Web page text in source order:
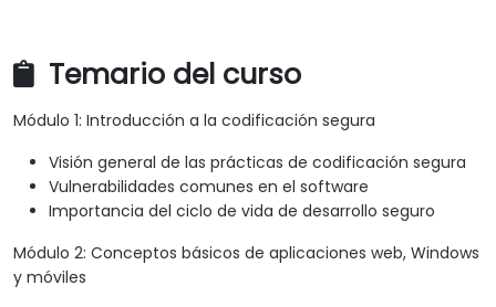
Temario del curso
Módulo 1: Introducción a la codificación segura
Visión general de las prácticas de codificación segura
Vulnerabilidades comunes en el software
Importancia del ciclo de vida de desarrollo seguro
Módulo 2: Conceptos básicos de aplicaciones web, Windows
y móviles